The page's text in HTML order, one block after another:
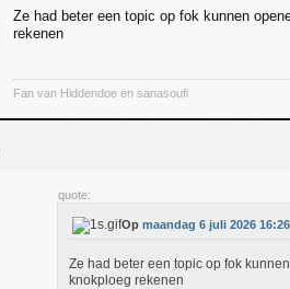
Ze had beter een topic op fok kunnen
rekenen
Fan van Hiddendoe en sanasoufi
quote:
Op maandag 6 juli 2026 16:26
Ze had beter een topic op fok
knokploeg rekenen